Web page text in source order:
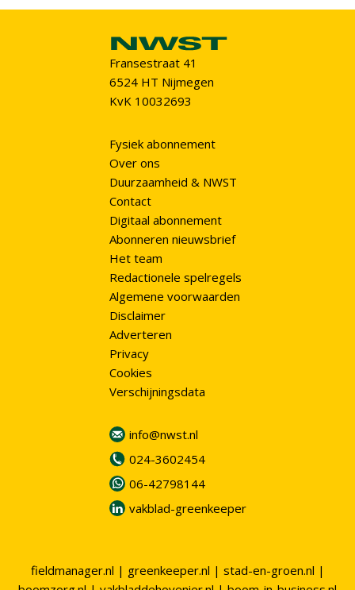
Fransestraat 41
6524 HT Nijmegen
KvK 10032693
Fysiek abonnement
Over ons
Duurzaamheid & NWST
Contact
Digitaal abonnement
Abonneren nieuwsbrief
Het team
Redactionele spelregels
Algemene voorwaarden
Disclaimer
Adverteren
Privacy
Cookies
Verschijningsdata
info@nwst.nl
024-3602454
06-42798144
vakblad-greenkeeper
fieldmanager.nl | greenkeeper.nl | stad-en-groen.nl |